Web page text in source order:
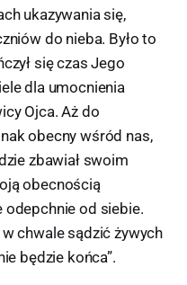
ukazywania się,
do nieba. Było to
się czas Jego
dla umocnienia
Ojca. Aż do
obecny wśród nas,
zbawiał swoim
obecnością
odepchnie od siebie.
chwale sądzić żywych
będzie końca”.